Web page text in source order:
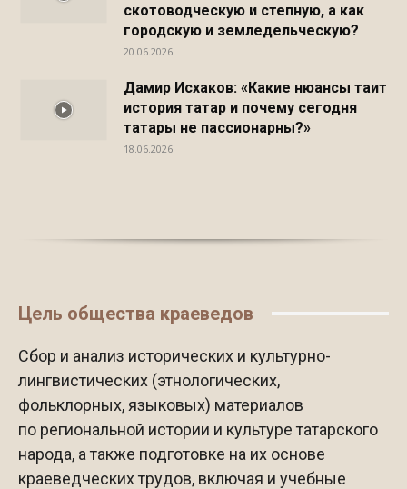
скотоводческую и степную, а как
городскую и земледельческую?
20.06.2026
Дамир Исхаков: «Какие нюансы таит
история татар и почему сегодня
татары не пассионарны?»
18.06.2026
Цель общества краеведов
Сбор и анализ исторических и культурно-
лингвистических (этнологических,
фольклорных, языковых) материалов
по региональной истории и культуре татарского
народа, а также подготовке на их основе
краеведческих трудов, включая и учебные